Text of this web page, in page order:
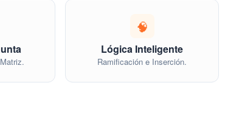
🧠
Lógica Inteligente
Ramificación e Inserción.